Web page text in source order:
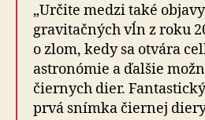
„Určite medzi také
gravitačných vĺn z roku
o zlom, kedy sa otvára
astronómie a ďalšie
čiernych dier.
prvá snímka čiernej